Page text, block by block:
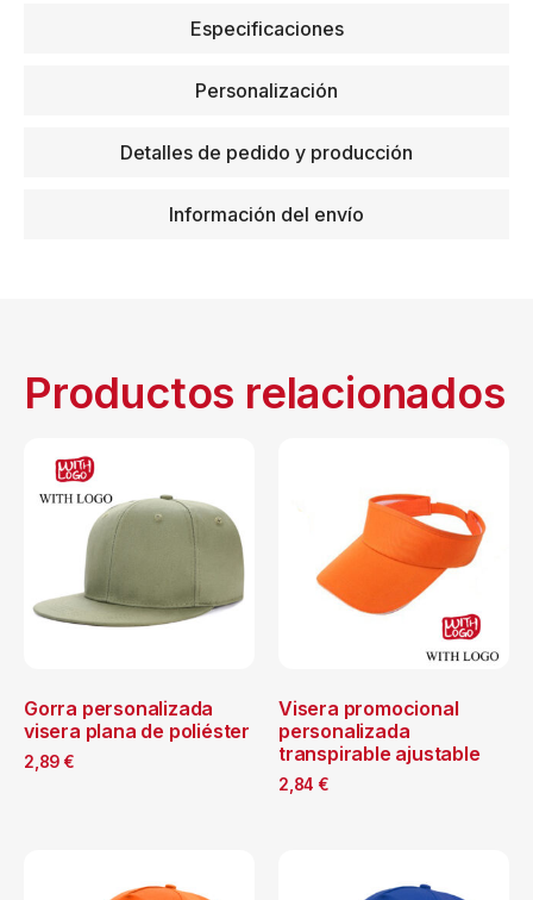
Especificaciones
Personalización
Detalles de pedido y producción
Información del envío
Productos relacionados
Gorra personalizada
visera plana de poliéster
2,89 €
Visera promocional
personalizada
transpirable ajustable
2,84 €